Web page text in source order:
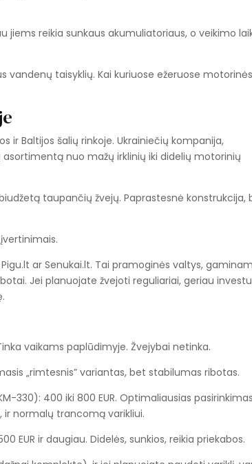
jiems reikia sunkaus akumuliatoriaus, o veikimo
vandenų taisyklių. Kai kuriuose ežeruose motorinės
ir Baltijos šalių rinkoje. Ukrainiečių kompanija,
nuo mažų irklinių iki didelių motorinių
taupančių žvejų. Paprastesnė konstrukcija,
ar Senukai.lt. Tai pramoginės valtys,
Jei planuojate žvejoti reguliariai, geriau
vaikams paplūdimyje. Žvejybai netinka.
„rimtesnis” variantas, bet stabilumas ribotas.
330): 400 iki 800 EUR. Optimaliausias pasirinkimas
ir normalų trancomą varikliui.
EUR ir daugiau. Didelės, sunkios, reikia priekabos.